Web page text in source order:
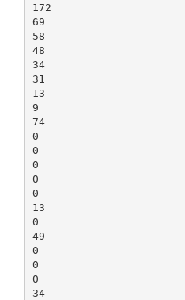
172
69
58
48
34
31
13
9
74
0
0
0
0
0
13
0
49
0
0
0
34